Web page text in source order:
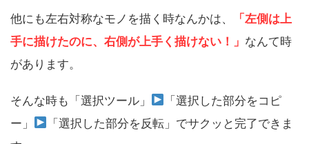
他にも左右対称なモノを描く時なんかは、
「左側は上
手に描けたのに、右側が上手く描けない！」 なんて時
があります。
そんな時も「選択ツール」
「選択した部分をコピ
ー」
「選択した部分を反転」でサクッと完了できま